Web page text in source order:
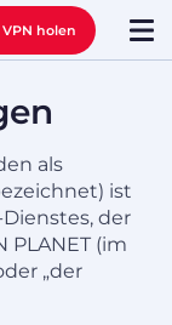
holen
als
ist
der
PLANET (im
„der